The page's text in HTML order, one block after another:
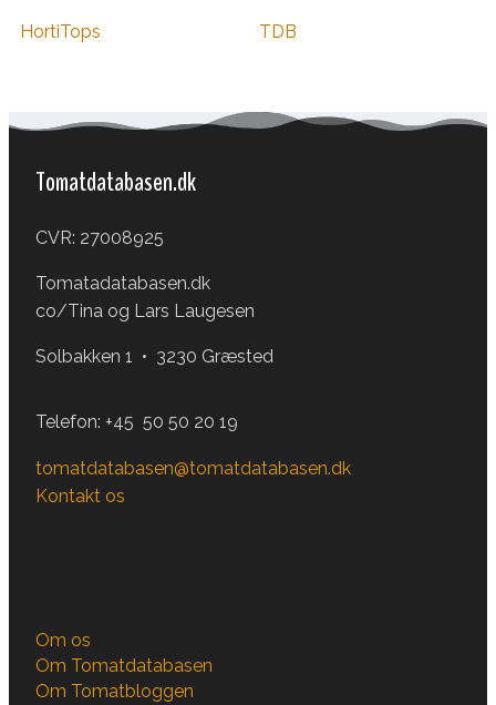
HortiTops TDB
Tomatdatabasen.dk
CVR: 27008925
Tomatadatabasen.dk
co/Tina og Lars Laugesen
Solbakken 1 • 3230 Græsted
Telefon: +45 50 50 20 19
tomatdatabasen@tomatdatabasen.dk
Kontakt os
Om os
Om Tomatdatabasen
Om Tomatbloggen